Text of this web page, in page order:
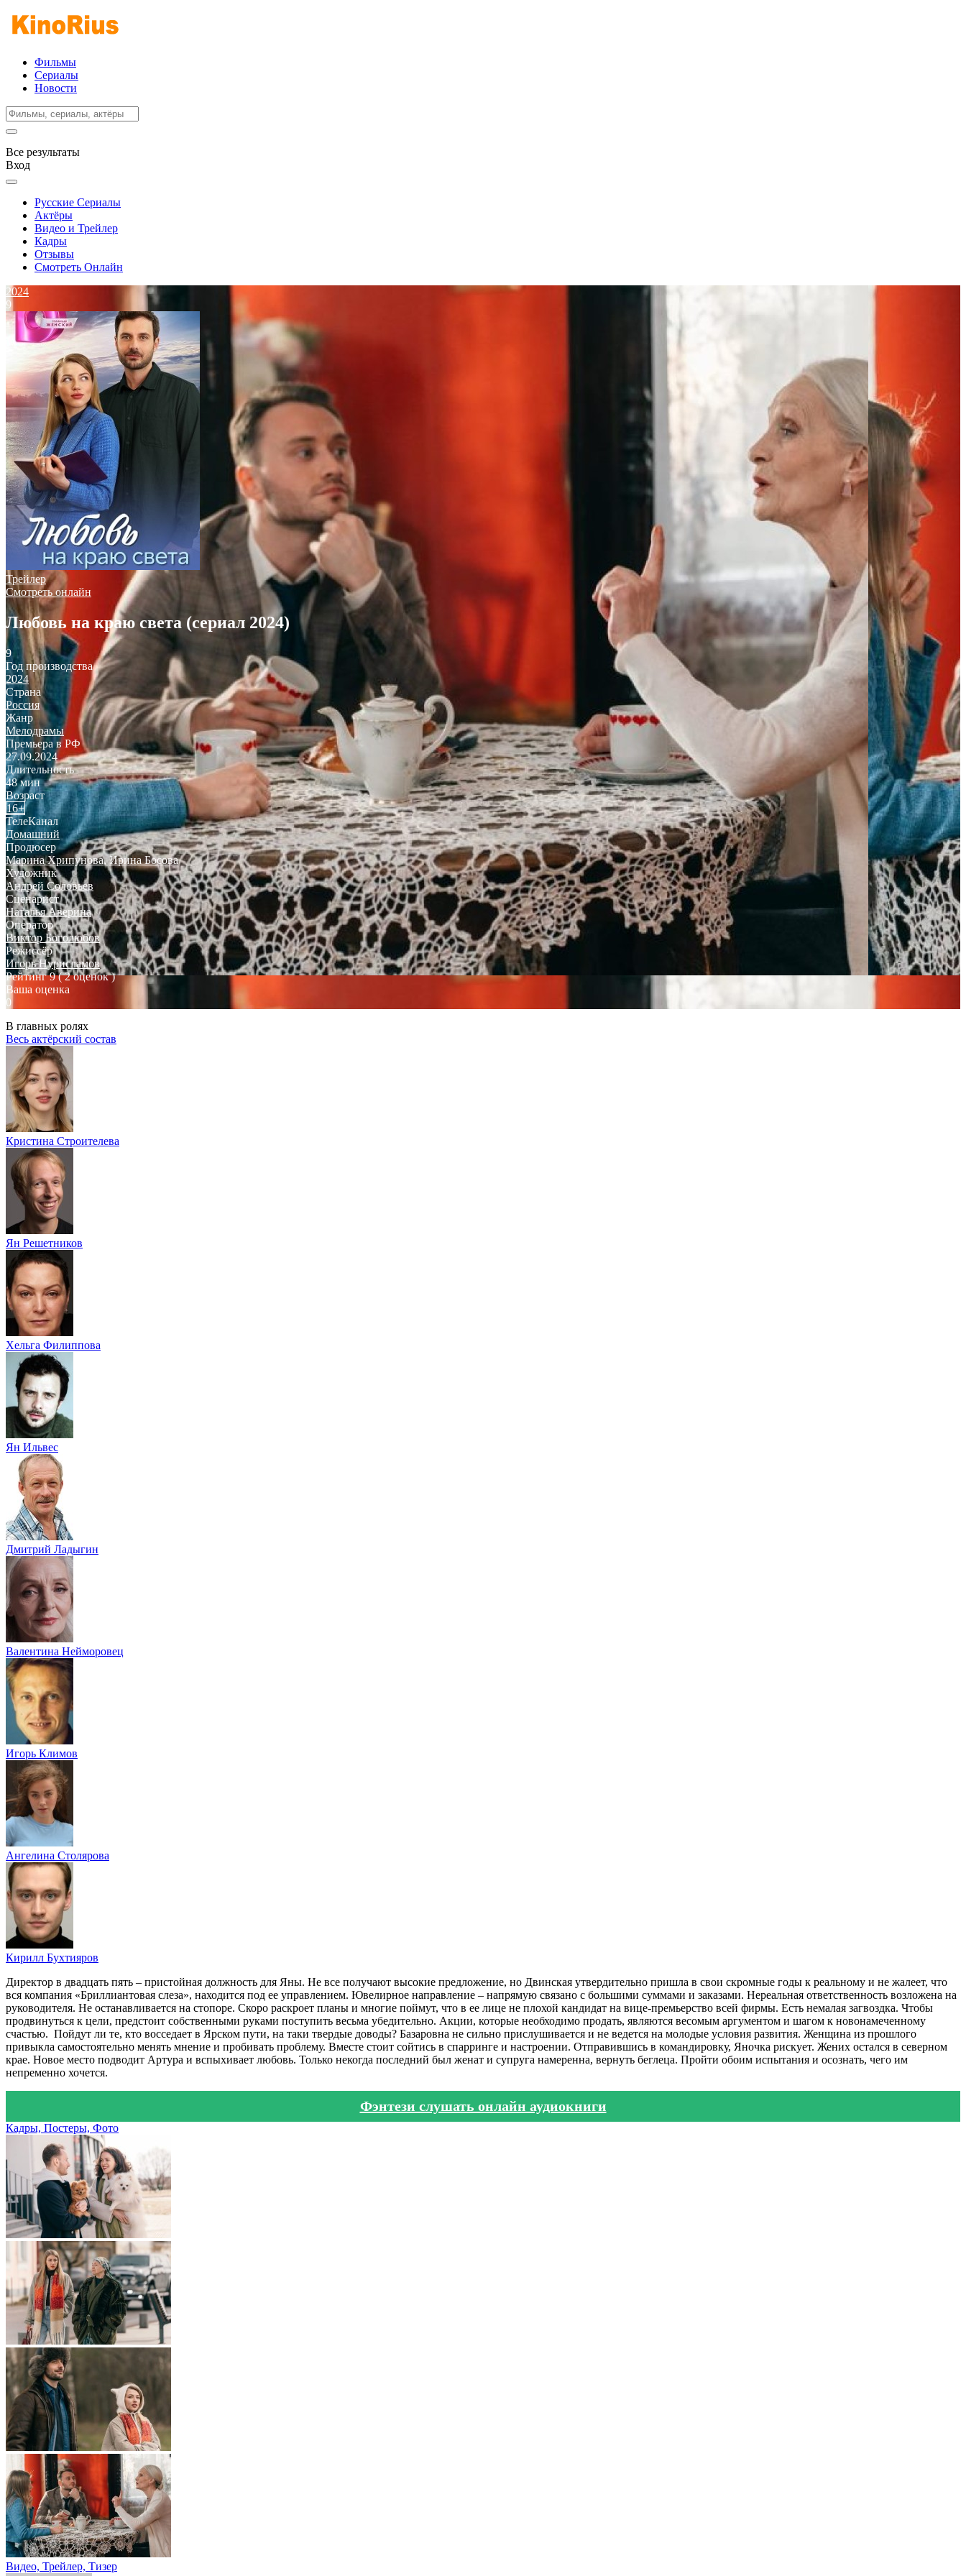
Фильмы
Сериалы
Новости
Все результаты
Вход
Русские Сериалы
Актёры
Видео и Трейлер
Кадры
Отзывы
Смотреть Онлайн
2024
9
Трейлер
Смотреть онлайн
Любовь на краю света (сериал 2024)
9
Год производства
2024
Страна
Россия
Жанр
Мелодрамы
Премьера в РФ
27.09.2024
Длительность
48 мин
Возраст
16+
ТелеКанал
Домашний
Продюсер
Марина Хрипунова,Ирина Босова
Художник
Андрей Соловьев
Сценарист
Наталья Аверина
Оператор
Виктор Боголюбов
Режиссёр
Игорь Нурисламов
Рейтинг 9 ( 2 оценок )
Ваша оценка
0
В главных ролях
Весь актёрский состав
Кристина Строителева
Ян Решетников
Хельга Филиппова
Ян Ильвес
Дмитрий Ладыгин
Валентина Нейморовец
Игорь Климов
Ангелина Столярова
Кирилл Бухтияров
Директор в двадцать пять – пристойная должность для Яны. Не все получают высокие предложение, но Двинская утвердительно пришла в свои скромные годы к реальному и не жалеет, что
вся компания «Бриллиантовая слеза», находится под ее управлением. Ювелирное направление – напрямую связано с большими суммами и заказами. Нереальная ответственность возложена на
руководителя. Не останавливается на стопоре. Скоро раскроет планы и многие поймут, что в ее лице не плохой кандидат на вице-премьерство всей фирмы. Есть немалая загвоздка. Чтобы
продвинуться к цели, предстоит собственными руками поступить весьма убедительно. Акции, которые необходимо продать, являются весомым аргументом и шагом к новонамеченному
счастью. Пойдут ли те, кто восседает в Ярском пути, на таки твердые доводы? Базаровна не сильно прислушивается и не ведется на молодые условия развития. Женщина из прошлого
привыкла самостоятельно менять мнение и пробивать проблему. Вместе стоит сойтись в спарринге и настроении. Отправившись в командировку, Яночка рискует. Жених остался в северном
крае. Новое место подводит Артура и вспыхивает любовь. Только некогда последний был женат и супруга намеренна, вернуть беглеца. Пройти обоим испытания и осознать, чего им
непременно хочется.
Фэнтези слушать онлайн аудиокниги
Кадры, Постеры, Фото
Видео, Трейлер, Тизер